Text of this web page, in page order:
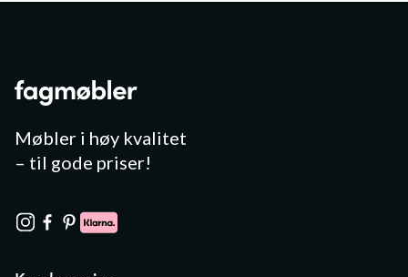
Møbler i høy kvalitet
– til gode priser!